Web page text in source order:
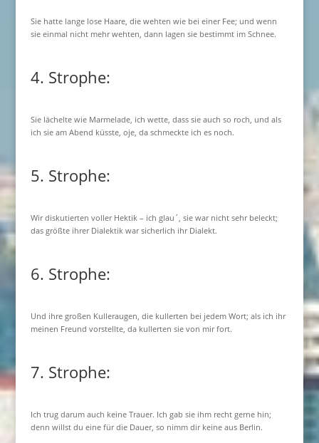
Sie hatte lange lose Haare, die wehten wie bei einer Fee; und wenn
sie einmal nicht mehr wehten, dann lagen sie bestimmt im Schnee.
4. Strophe:
Sie lächelte wie Marmelade, ich wette, dass sie auch so roch, und als
ich sie am Abend küsste, oje, da schmeckte ich es noch.
5. Strophe:
Wir diskutierten voller Hektik – ich glau´, sie war nicht sehr beleckt;
das größte ihrer Dialektik war sicherlich ihr Dialekt.
6. Strophe:
Und ihre großen Kulleraugen, die kullerten bei jedem Wort; als ich ihr
meinen Freund vorstellte, da kullerten sie von mir fort.
7. Strophe:
Ich trug darum auch keine Trauer. Ich gab sie ihm recht gerne hin;
denn willst du eine für die Dauer, so nimm dir keine aus Berlin.